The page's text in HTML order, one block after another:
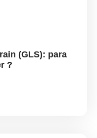
(GLS): para
?